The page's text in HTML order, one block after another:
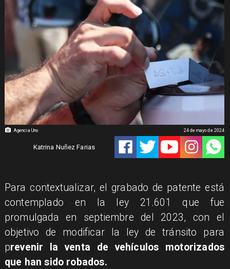
Agencia Uno
Katrina Nuñez Farias
24 de mayo de 2024
Para contextualizar, el grabado de patente está
contemplado en la ley 21.601 que fue
promulgada en septiembre del 2023, con el
objetivo de modificar la ley de tránsito para
prevenir la venta de vehículos motorizados
que han sido robados.